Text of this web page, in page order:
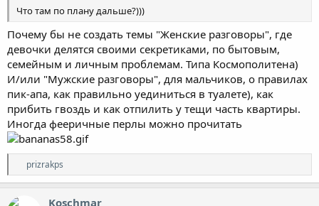
Что там по плану дальше?)))
Почему бы не создать темы "Женские разговоры", где
девочки делятся своими секретиками, по бытовым,
семейным и личным проблемам. Типа Космополитена)
И/или "Мужские разговоры", для мальчиков, о правилах
пик-апа, как правильно уединиться в туалете), как
прибить гвоздь и как отпилить у тещи часть квартиры.
Иногда фееричные перлы можно прочитать
Р
е
а
prizrakps
Koschmar